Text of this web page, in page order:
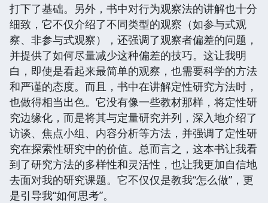
打下了基础。另外，书中对行为观察法的讲解也十分
细致，它不仅介绍了不同类型的观察（如参与式观
察、非参与式观察），还强调了观察者偏差的问题，
并提供了如何尽量减少这种偏差的技巧。这让我明
白，即使是看起来最简单的观察，也需要科学的方法
和严谨的态度。而且，书中在讲解定性研究方法时，
也做得相当出色。它没有像一些教材那样，将定性研
究边缘化，而是将其与定量研究并列，深入地介绍了
访谈、焦点小组、内容分析等方法，并强调了定性研
究在探索性研究中的价值。总而言之，这本书让我看
到了研究方法的多样性和灵活性，也让我更加自信地
去面对我的研究课题。它不仅仅是教我“怎么做”，更
是引导我“如何思考”。